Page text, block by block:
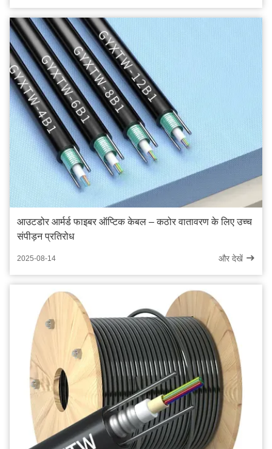
आउटडोर आर्मर्ड फाइबर ऑप्टिक केबल – कठोर वातावरण के लिए उच्च
संपीड़न प्रतिरोध
2025-08-14 और देखें